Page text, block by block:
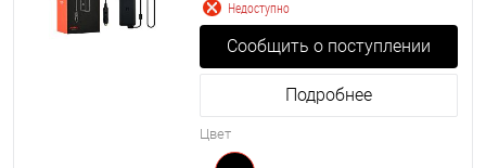
Недоступно
Сообщить о поступлении
Подробнее
Цвет